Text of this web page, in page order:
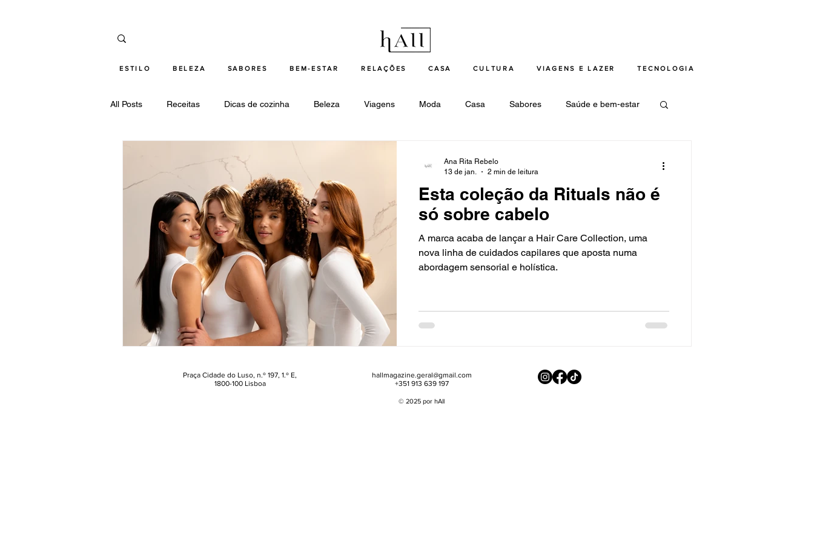
ESTILO BELEZA SABORES BEM-ESTAR RELAÇÕES CASA CULTURA VIAGENS E LAZER TECNOLOGIA
All Posts Receitas Dicas de cozinha Beleza Viagens Moda Casa Sabores Saúde e bem-estar
Destaques cultura Destaques bem-estar Destaques relações Destaques casa Destaques viagens
Destaques tecnologia armani
Esta coleção da Rituals não é
só sobre cabelo
A marca acaba de lançar a Hair Care Collection, uma
nova linha de cuidados capilares que aposta numa
abordagem sensorial e holística.
Ana Rita Rebelo
13 de jan.
2 min de leitura
Praça Cidade do Luso, n.º 197, 1.º E,
1800-100 Lisboa
hallmagazine.geral@gmail.com
+351 913 639 197
© 2025 por hAll